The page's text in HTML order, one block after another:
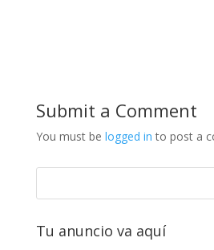
Submit a Comment
You must be logged in to post a
Tu anuncio va aquí